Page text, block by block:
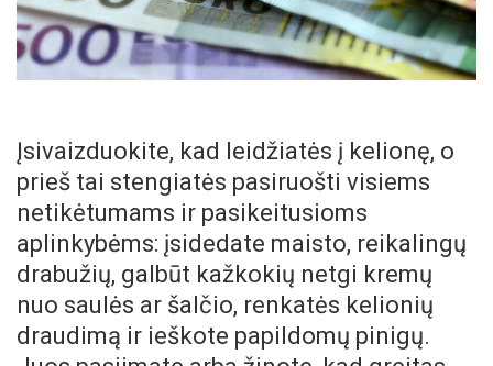
Įsivaizduokite, kad leidžiatės į kelionę, o
prieš tai stengiatės pasiruošti visiems
netikėtumams ir pasikeitusioms
aplinkybėms: įsidedate maisto, reikalingų
drabužių, galbūt kažkokių netgi kremų
nuo saulės ar šalčio, renkatės kelionių
draudimą ir ieškote papildomų pinigų.